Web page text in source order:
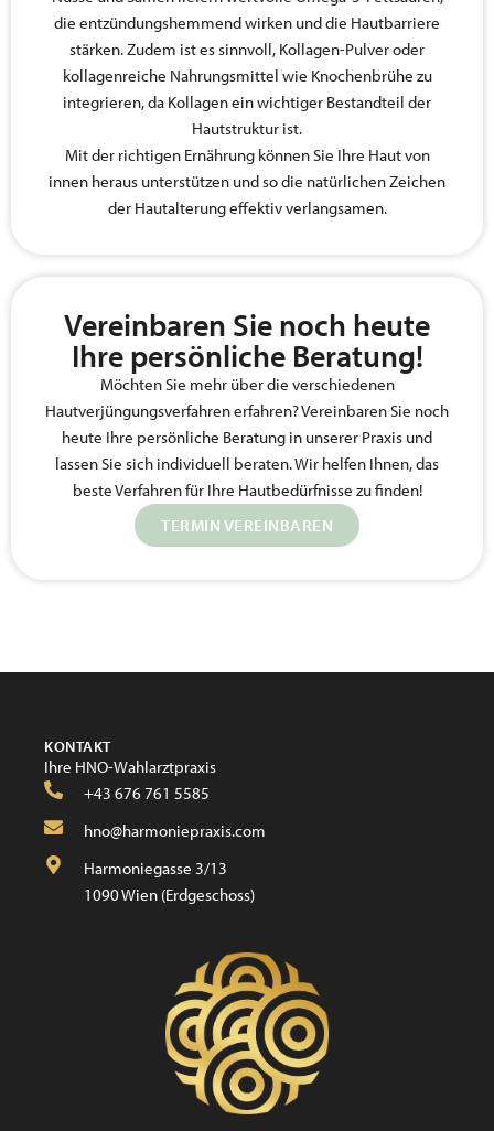
die entzündungshemmend wirken und die Hautbarriere
stärken. Zudem ist es sinnvoll, Kollagen-Pulver oder
kollagenreiche Nahrungsmittel wie Knochenbrühe zu
integrieren, da Kollagen ein wichtiger Bestandteil der
Hautstruktur ist.
Mit der richtigen Ernährung können Sie Ihre Haut von
innen heraus unterstützen und so die natürlichen Zeichen
der Hautalterung effektiv verlangsamen.
Vereinbaren Sie noch heute
Ihre persönliche Beratung!
Möchten Sie mehr über die verschiedenen
Hautverjüngungsverfahren erfahren? Vereinbaren Sie noch
heute Ihre persönliche Beratung in unserer Praxis und
lassen Sie sich individuell beraten. Wir helfen Ihnen, das
beste Verfahren für Ihre Hautbedürfnisse zu finden!
TERMIN VEREINBAREN
KONTAKT
Ihre HNO-Wahlarztpraxis
+43 676 761 5585
hno@harmoniepraxis.com
Harmoniegasse 3/13
1090 Wien (Erdgeschoss)